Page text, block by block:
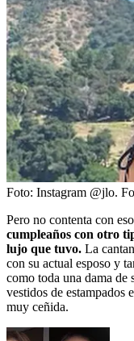
Foto: Instagram @jlo.
Pero no contenta con
cumpleaños con otro
lujo que tuvo. La
con su actual esposo y
como toda una dama de
vestidos de estampados
muy ceñida.